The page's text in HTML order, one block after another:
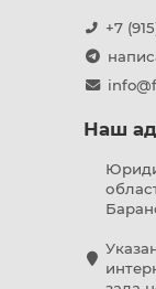
+7
Наш